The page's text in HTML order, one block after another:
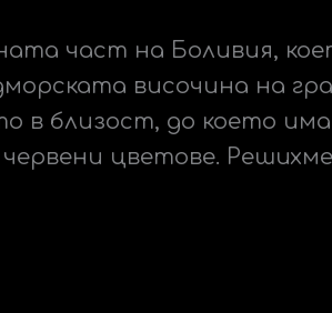
част на Боливия,
височина на
в близост, до което
цветове.